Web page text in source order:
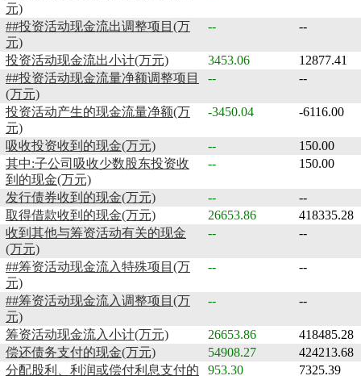
元)
##投资活动现金流出调整项目(万
元)
-- --
投资活动现金流出小计(万元) 3453.06
12877.41
##投资活动现金流量净额调整项目
(万元)
-- --
投资活动产生的现金流量净额(万
元)
-3450.04 -6116.00
吸收投资收到的现金(万元) --
150.00
其中:子公司吸收少数股东投资收
到的现金(万元)
-- 150.00
发行债券收到的现金(万元) --
--
取得借款收到的现金(万元)
26653.86
418335.28
收到其他与筹资活动有关的现金
(万元)
-- --
##筹资活动现金流入特殊项目(万
元)
-- --
##筹资活动现金流入调整项目(万
元)
-- --
筹资活动现金流入小计(万元) 26653.86
418485.28
偿还债务支付的现金(万元)
54908.27
424213.68
分配股利、利润或偿付利息支付的
953.30 7325.39